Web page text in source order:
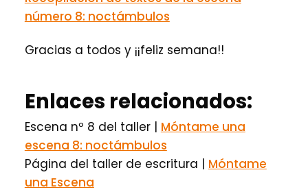
número 8: noctámbulos
Gracias a todos y ¡¡feliz semana!!
Enlaces relacionados:
Escena nº 8 del taller | Móntame una
escena 8: noctámbulos
Página del taller de escritura | Móntame
una Escena